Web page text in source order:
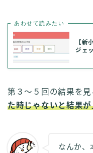
あわせて読みたい
【新
ジェ
第３〜５回の結果を
た時じゃないと結果
なんか、